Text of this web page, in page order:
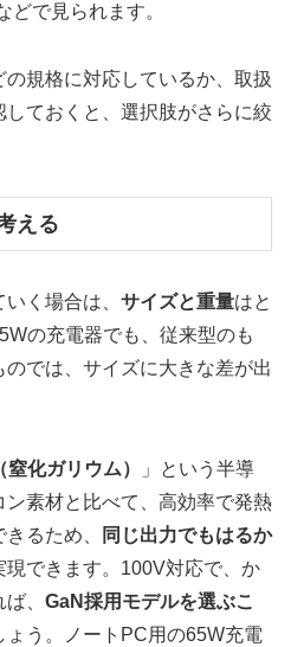
どで見られます。
規格に対応しているか、取扱
ておくと、選択肢がさらに絞
える
く場合は、 サイズと重量はと
の充電器でも、従来型のも
では、サイズに大きな差が出
窒化ガリウム）
」という半導
素材と比べて、高効率で発熱
るため、
同じ出力でもはるか
現できます。100V対応で、か
、 GaN採用モデルを選ぶこ
ょう。ノートPC用の65W充電